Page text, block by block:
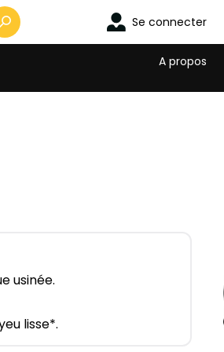
Se connecter
A propos
usinée.
lisse*.